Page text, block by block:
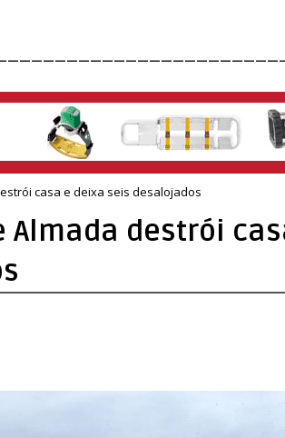
casa e deixa seis desalojados
destrói